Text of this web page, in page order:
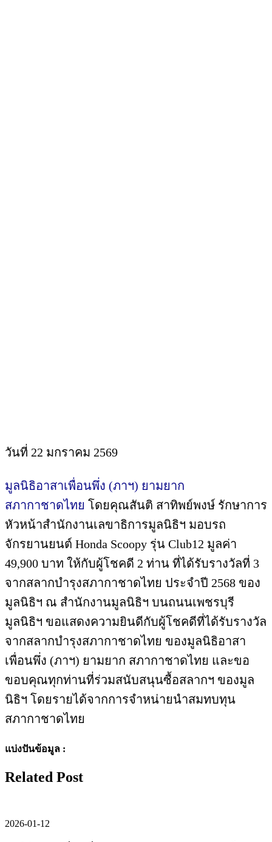
วันที่ 22 มกราคม 2569
มูลนิธิอาสาเพื่อนพึ่ง (ภาฯ) ยามยาก
สภากาชาดไทย โดยคุณสันติ สาทิพย์พงษ์ รักษาการ
หัวหน้าสำนักงานเลขาธิการมูลนิธิฯ มอบรถ
จักรยานยนต์ Honda Scoopy รุ่น Club12 มูลค่า
49,900 บาท ให้กับผู้โชคดี 2 ท่าน ที่ได้รับรางวัลที่ 3
จากสลากบำรุงสภากาชาดไทย ประจำปี 2568 ของ
มูลนิธิฯ ณ สำนักงานมูลนิธิฯ บนถนนเพชรบุรี
มูลนิธิฯ ขอแสดงความยินดีกับผู้โชคดีที่ได้รับรางวัล
จากสลากบำรุงสภากาชาดไทย ของมูลนิธิอาสา
เพื่อนพึ่ง (ภาฯ) ยามยาก สภากาชาดไทย และขอ
ขอบคุณทุกท่านที่ร่วมสนับสนุนซื้อสลากฯ ของมูล
นิธิฯ โดยรายได้จากการจำหน่ายนำสมทบทุน
สภากาชาดไทย
แบ่งปันข้อมูล :
Related Post
2026-01-12